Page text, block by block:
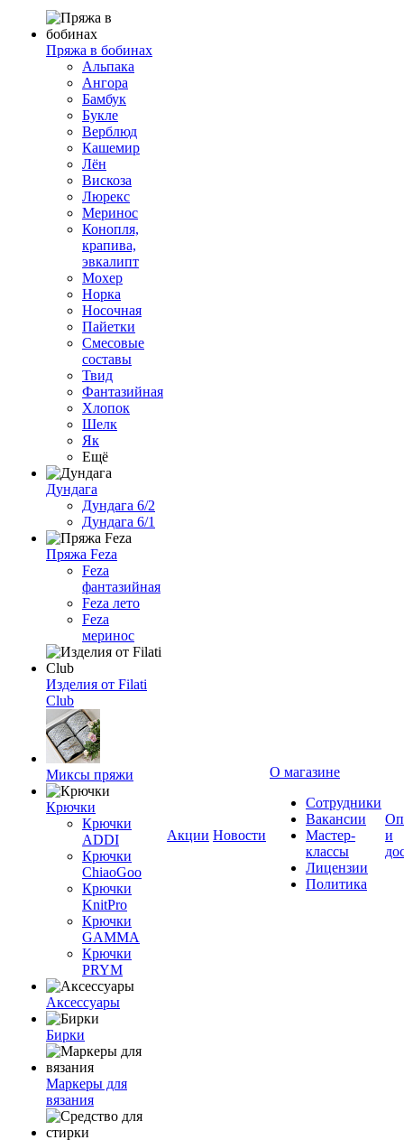
Пряжа в бобинах
Альпака
Ангора
Бамбук
Букле
Верблюд
Кашемир
Лён
Вискоза
Люрекс
Меринос
Конопля,
крапива,
эвкалипт
Мохер
Норка
Носочная
Пайетки
Смесовые
составы
Твид
Фантазийная
Хлопок
Шелк
Як
Ещё
Дундага
Дундага 6/2
Дундага 6/1
Пряжа Feza
Feza
фантазийная
Feza лето
Feza
меринос
Изделия от Filati
Club
Миксы пряжи
Крючки
Крючки
ADDI
Крючки
ChiaoGoo
Крючки
KnitPro
Крючки
GAMMA
Крючки
PRYM
Аксессуары
Бирки
Маркеры для
вязания
Акции Новости
О магазине
Сотрудники
Вакансии
Мастер-
классы
Лицензии
Политика
и